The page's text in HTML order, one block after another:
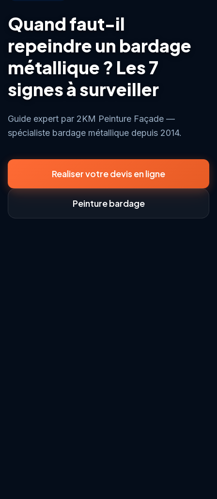
Quand faut-il
repeindre un bardage
métallique ? Les 7
signes à surveiller
Guide expert par 2KM Peinture Façade —
spécialiste bardage métallique depuis 2014.
Realiser votre devis en ligne
Peinture bardage